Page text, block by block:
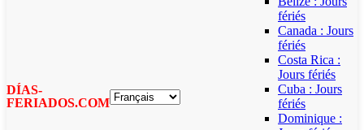
DÍAS-
FERIADOS.COM
fériés
Canada : Jours
fériés
Costa Rica :
Jours fériés
Cuba : Jours
fériés
Dominique :